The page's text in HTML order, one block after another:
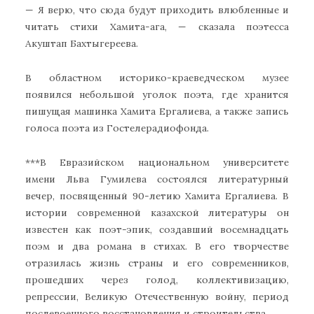
— Я верю, что сюда будут приходить влюбленные и
читать стихи Хамита-ага, — сказала поэтесса
Акуштап Бахтыгереева.
В областном историко-краеведческом музее
появился небольшой уголок поэта, где хранится
пишущая машинка Хамита Ергалиева, а также запись
голоса поэта из Гостелерадиофонда.
***В Евразийском национальном университете
имени Льва Гумилева состоялся литературный
вечер, посвященный 90-летию Хамита Ергалиева. В
истории современной казахской литературы он
известен как поэт-эпик, создавший восемнадцать
поэм и два романа в стихах. В его творчестве
отразилась жизнь страны и его современников,
прошедших через голод, коллективизацию,
репрессии, Великую Отечественную войну, период